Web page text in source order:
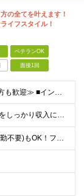
の全てを叶えます！
イフスタイル！
ベテランOK
面接1回
≪ベテラン・ブランクのある方も歓迎≫ ■インフラエンジニアとしての実務経験をお持ちの方(運用・保守のみやオンプレミスのみの経験でもOK) ■学歴不問 ≪こんな方はぜひご応募ください≫ □ワークライフ
≪還元率80％！スキルや経験をしっかり収入に反映します≫ 年俸530万円以上＋業績賞与 ※スキル・経験を考慮の上、優遇いたします ※上記年俸を12分割し、月1回支給します ※上記年俸には固定残業代
≪地方在住のまま完全在宅(通勤不要)もOK！フルリモート7割、ハイブリッド2割！≫ ご自宅でのリモートワーク、または東京都、神奈川、埼玉、千葉を中心とするお客様先での勤務 ■本社アクセス 東京都豊島